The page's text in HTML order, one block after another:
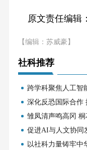
原文责任编辑：
【编辑：苏威豪】
社科推荐
跨学科聚焦人工智
深化反恐国际合作
雏凤清声鸣高冈
促进AI与人文协同
以社科力量铸牢中